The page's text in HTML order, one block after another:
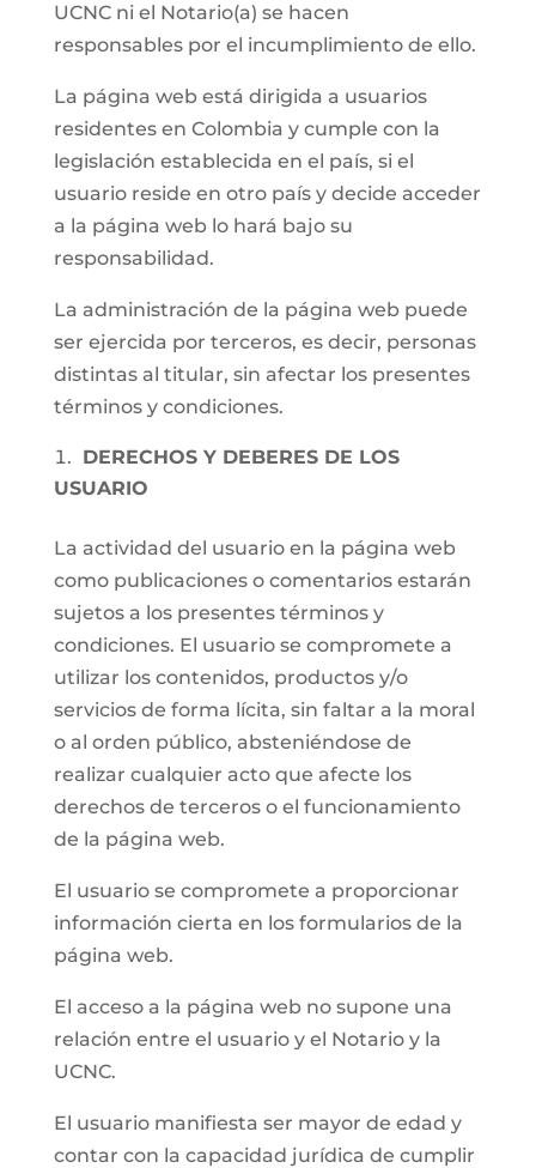
UCNC ni el Notario(a) se hacen
responsables por el incumplimiento de ello.
La página web está dirigida a usuarios
residentes en Colombia y cumple con la
legislación establecida en el país, si el
usuario reside en otro país y decide acceder
a la página web lo hará bajo su
responsabilidad.
La administración de la página web puede
ser ejercida por terceros, es decir, personas
distintas al titular, sin afectar los presentes
términos y condiciones.
DERECHOS Y DEBERES DE LOS
USUARIO
La actividad del usuario en la página web
como publicaciones o comentarios estarán
sujetos a los presentes términos y
condiciones. El usuario se compromete a
utilizar los contenidos, productos y/o
servicios de forma lícita, sin faltar a la moral
o al orden público, absteniéndose de
realizar cualquier acto que afecte los
derechos de terceros o el funcionamiento
de la página web.
El usuario se compromete a proporcionar
información cierta en los formularios de la
página web.
El acceso a la página web no supone una
relación entre el usuario y el Notario y la
UCNC.
El usuario manifiesta ser mayor de edad y
contar con la capacidad jurídica de cumplir